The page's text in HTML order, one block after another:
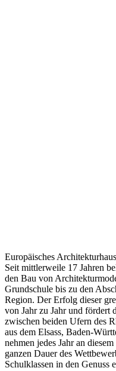
Europäisches
Seit mittlerweile 17 Jahren
den Bau von
Grundschule bis zu den
Region. Der Erfolg dieser
von Jahr zu Jahr und fördert
zwischen beiden Ufern des
aus dem Elsass, Baden-
nehmen jedes Jahr an
ganzen Dauer des
Schulklassen in den Genuss